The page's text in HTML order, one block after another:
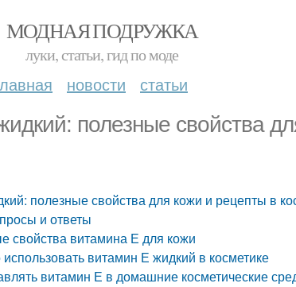
МОДНАЯ ПОДРУЖКА
луки, статьи, гид по моде
новости статьи
полезные свойства
полезные свойства для кожи и рецепты в
и ответы
свойства витамина Е для кожи
витамин Е жидкий в косметике
витамин Е в домашние косметические